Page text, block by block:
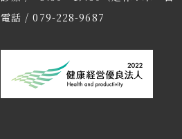
電話 / 079-228-9687